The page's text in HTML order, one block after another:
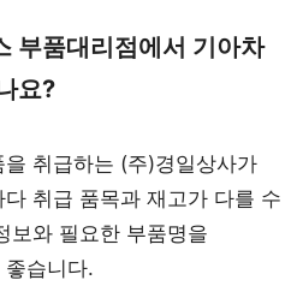
부품대리점에서 기아차
요?
취급하는 (주)경일상사가
취급 품목과 재고가 다를 수
보와 필요한 부품명을
습니다.